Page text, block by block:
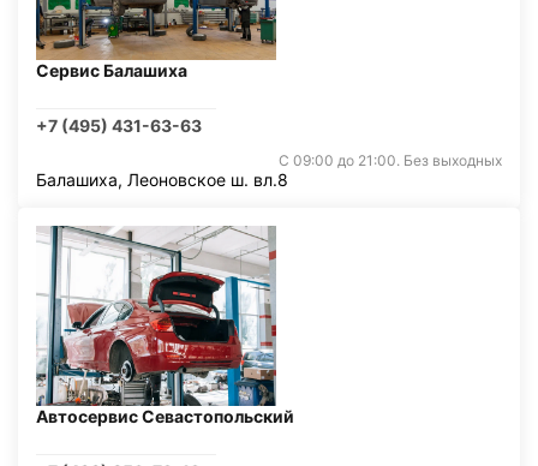
Сервис Балашиха
+7 (495) 431-63-63
С 09:00 до 21:00. Без выходных
Балашиха, Леоновское ш. вл.8
Автосервис Севастопольский